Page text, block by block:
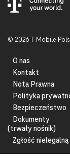
© 2026 T-Mobile
O nas
Kontakt
Nota Prawna
Polityka
Bezpieczeństwo
Dokumenty
(trwały nośnik)
Zgłość